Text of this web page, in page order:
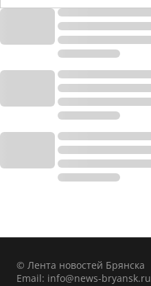
© Лента новостей Брянска
Email: info@news-bryansk.ru